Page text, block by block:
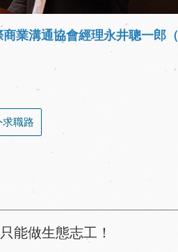
業溝通協會經理永井聰一郎
求職路
能做生態志工！